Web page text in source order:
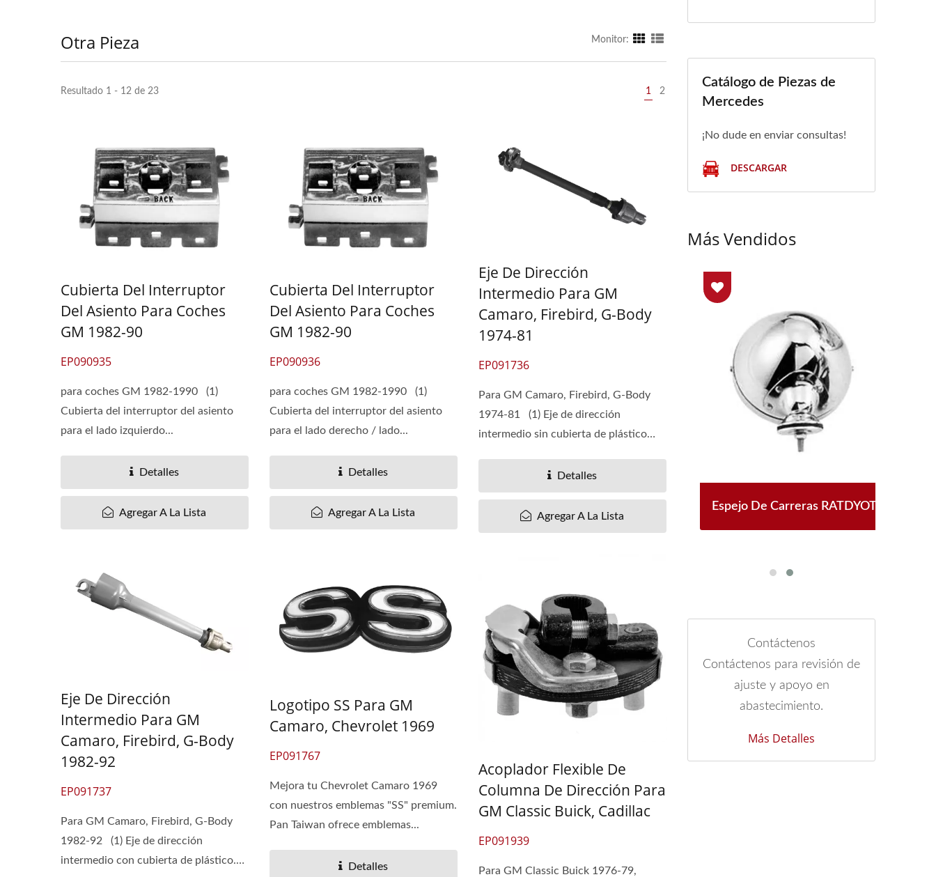
Otra Pieza Monitor:
Resultado 1 - 12 de 23 1 2
Cubierta Del Interruptor
Del Asiento Para Coches
GM 1982-90
EP090935
para coches GM 1982-1990 (1)
Cubierta del interruptor del asiento
para el lado izquierdo...
Detalles
Agregar A La Lista
Cubierta Del Interruptor
Del Asiento Para Coches
GM 1982-90
EP090936
para coches GM 1982-1990 (1)
Cubierta del interruptor del asiento
para el lado derecho / lado...
Detalles
Agregar A La Lista
Eje De Dirección
Intermedio Para GM
Camaro, Firebird, G-Body
1974-81
EP091736
Para GM Camaro, Firebird, G-Body
1974-81 (1) Eje de dirección
intermedio sin cubierta de plástico
Detalles
Agregar A La Lista
Eje De Dirección
Intermedio Para GM
Camaro, Firebird, G-Body
1982-92
EP091737
Para GM Camaro, Firebird, G-Body
1982-92 (1) Eje de dirección
intermedio con cubierta de plástico.
Logotipo SS Para GM
Camaro, Chevrolet 1969
EP091767
Mejora tu Chevrolet Camaro 1969
con nuestros emblemas "SS" premium.
Pan Taiwan ofrece emblemas...
Detalles
Acoplador Flexible De
Columna De Dirección Para
GM Classic Buick, Cadillac
EP091939
Para GM Classic Buick 1976-79,
Catálogo de Piezas de
Mercedes
¡No dude en enviar consultas!
DESCARGAR
Más Vendidos
Regulador De Ventana BT-50
Espejo De Carreras RATDYOT
/ Ranger 2006-11
Espejo De Carreras RATDYOT
Contáctenos
Contáctenos para revisión de
ajuste y apoyo en
abastecimiento.
Más Detalles